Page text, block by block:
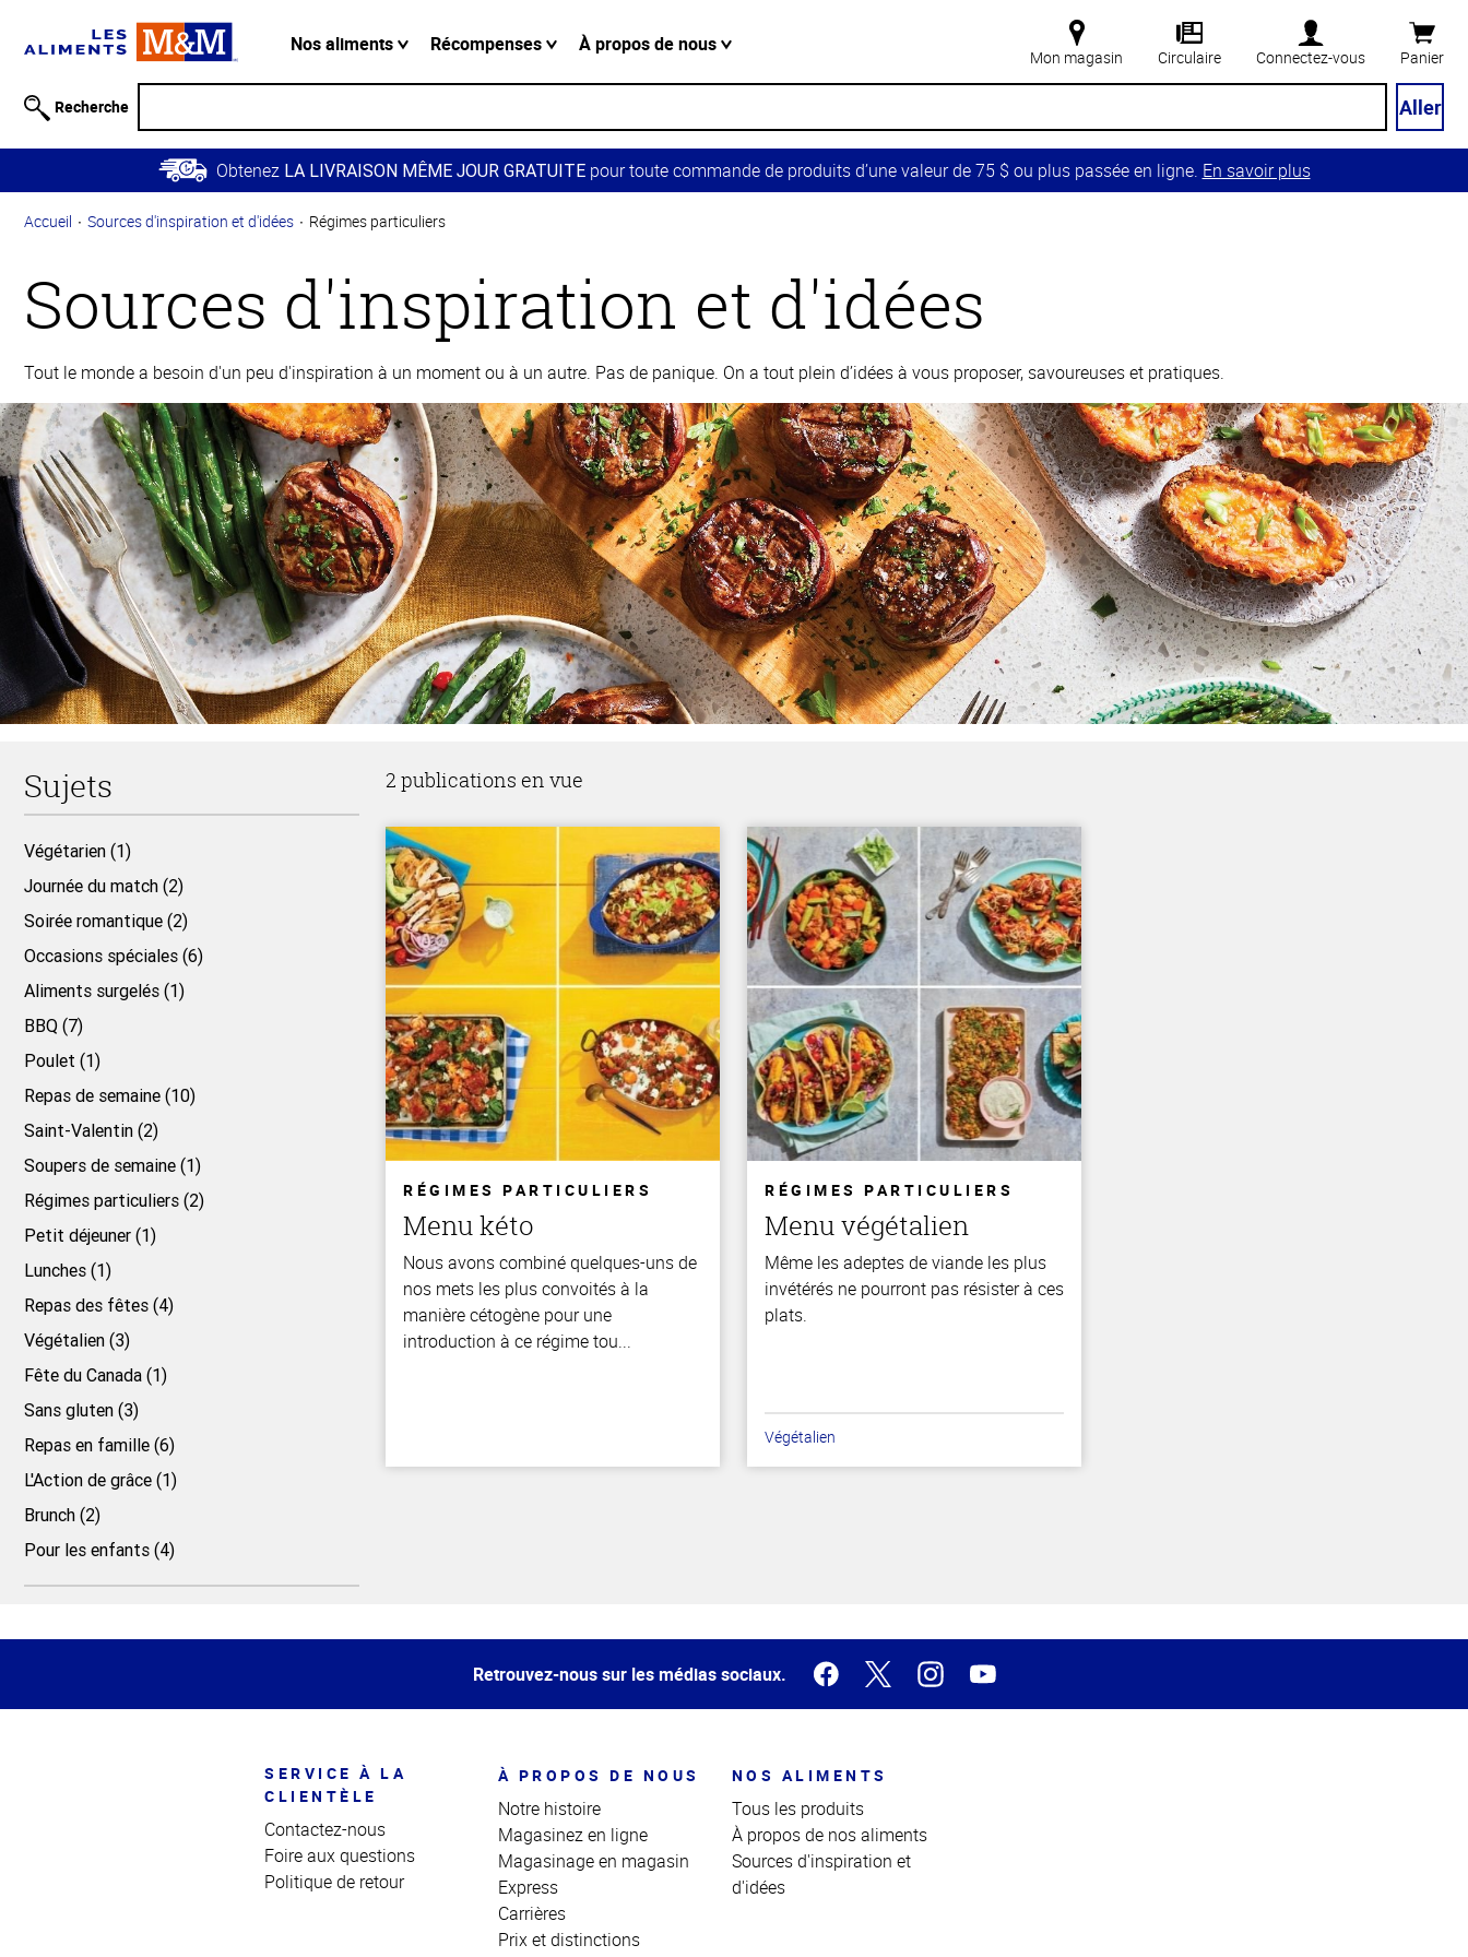
relative à
Passer
contenu
Retour à
Nos aliments Récompenses À propos de nous
Mon magasin Circulaire Connectez-vous Panier
Recherche Aller
Obtenez LA LIVRAISON MÊME JOUR GRATUITEpour toute commande de produits d’une valeur de 75 $ ou plus passée en ligne. En savoir plus
Accueil Sources d'inspiration et d'idées Régimes particuliers
Sources d'inspiration et d'idées
Tout le monde a besoin d'un peu d'inspiration à un moment ou à un autre. Pas de panique. On a tout plein d’idées à vous proposer, savoureuses et pratiques.
2 publications en vue
RÉGIMES PARTICULIERS
Menu kéto
Nous avons combiné quelques-uns de
nos mets les plus convoités à la
manière cétogène pour une
introduction à ce régime tou...
RÉGIMES PARTICULIERS
Menu végétalien
Même les adeptes de viande les plus
invétérés ne pourront pas résister à ces
plats.
Végétalien
Sujets
Végétarien (1)
Journée du match (2)
Soirée romantique (2)
Occasions spéciales (6)
Aliments surgelés (1)
BBQ (7)
Poulet (1)
Repas de semaine (10)
Saint-Valentin (2)
Soupers de semaine (1)
Régimes particuliers (2)
Petit déjeuner (1)
Lunches (1)
Repas des fêtes (4)
Végétalien (3)
Fête du Canada (1)
Sans gluten (3)
Repas en famille (6)
L'Action de grâce (1)
Brunch (2)
Pour les enfants (4)
de la
Retrouvez-nous sur les médias sociaux.
SERVICE À LA
CLIENTÈLE
Contactez-nous
Foire aux questions
Politique de retour
À PROPOS DE NOUS
Notre histoire
Magasinez en ligne
Magasinage en magasin
Express
Carrières
Prix et distinctions
NOS ALIMENTS
Tous les produits
À propos de nos aliments
Sources d'inspiration et
d'idées